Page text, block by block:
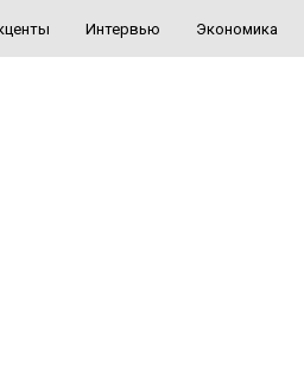
Интервью Экономика